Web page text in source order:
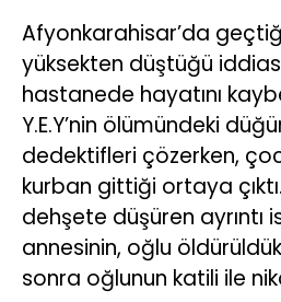
Afyonkarahisar’da
yüksekten düştüğü
hastanede hayatını
Y.E.Y’nin ölümündeki
dedektifleri çözerken,
kurban gittiği ortaya
dehşete düşüren ayrıntı
annesinin, oğlu
sonra oğlunun katili ile